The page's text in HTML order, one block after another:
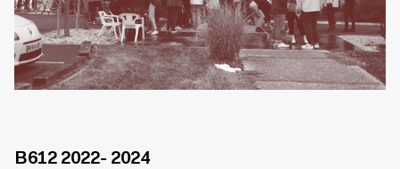
B612 2022- 2024